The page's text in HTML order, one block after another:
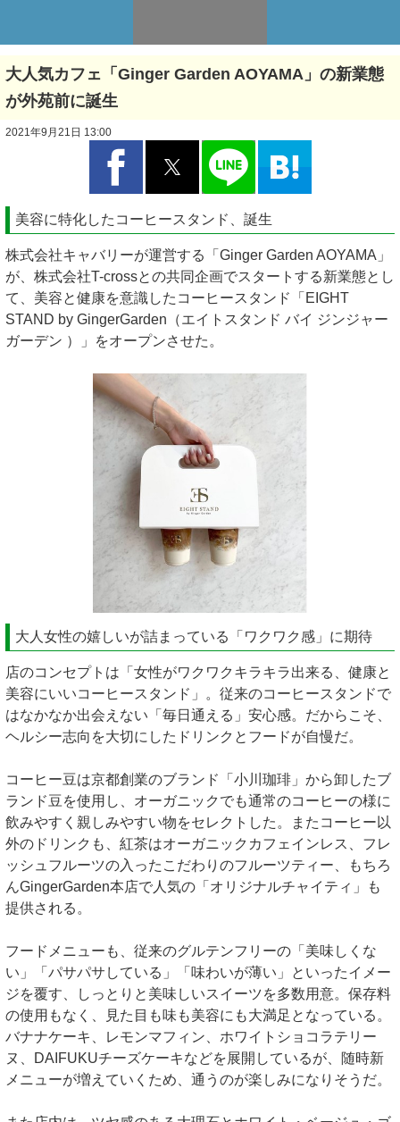
大人気カフェ「Ginger Garden AOYAMA」の新業態
が外苑前に誕生
2021年9月21日 13:00
美容に特化したコーヒースタンド、誕生
株式会社キャバリーが運営する「Ginger Garden AOYAMA」
が、株式会社T-crossとの共同企画でスタートする新業態とし
て、美容と健康を意識したコーヒースタンド「EIGHT
STAND by GingerGarden（エイトスタンド バイ ジンジャー
ガーデン ）」をオープンさせた。
大人女性の嬉しいが詰まっている「ワクワク感」に期待
店のコンセプトは「女性がワクワクキラキラ出来る、健康と
美容にいいコーヒースタンド」。従来のコーヒースタンドで
はなかなか出会えない「毎日通える」安心感。だからこそ、
ヘルシー志向を大切にしたドリンクとフードが自慢だ。
コーヒー豆は京都創業のブランド「小川珈琲」から卸したブ
ランド豆を使用し、オーガニックでも通常のコーヒーの様に
飲みやすく親しみやすい物をセレクトした。またコーヒー以
外のドリンクも、紅茶はオーガニックカフェインレス、フレ
ッシュフルーツの入ったこだわりのフルーツティー、もちろ
んGingerGarden本店で人気の「オリジナルチャイティ」も
提供される。
フードメニューも、従来のグルテンフリーの「美味しくな
い」「パサパサしている」「味わいが薄い」といったイメー
ジを覆す、しっとりと美味しいスイーツを多数用意。保存料
の使用もなく、見た目も味も美容にも大満足となっている。
バナナケーキ、レモンマフィン、ホワイトショコラテリー
ヌ、DAIFUKUチーズケーキなどを展開しているが、随時新
メニューが増えていくため、通うのが楽しみになりそうだ。